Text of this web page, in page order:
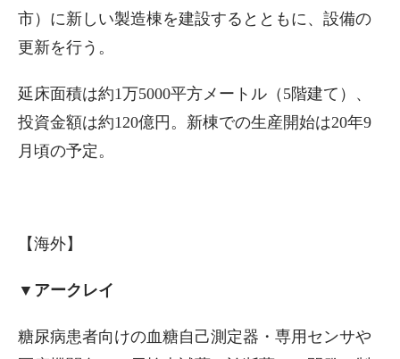
市）に新しい製造棟を建設するとともに、設備の
更新を行う。
延床面積は約1万5000平方メートル（5階建て）、
投資金額は約120億円。新棟での生産開始は20年9
月頃の予定。
【海外】
▼アークレイ
糖尿病患者向けの血糖自己測定器・専用センサや